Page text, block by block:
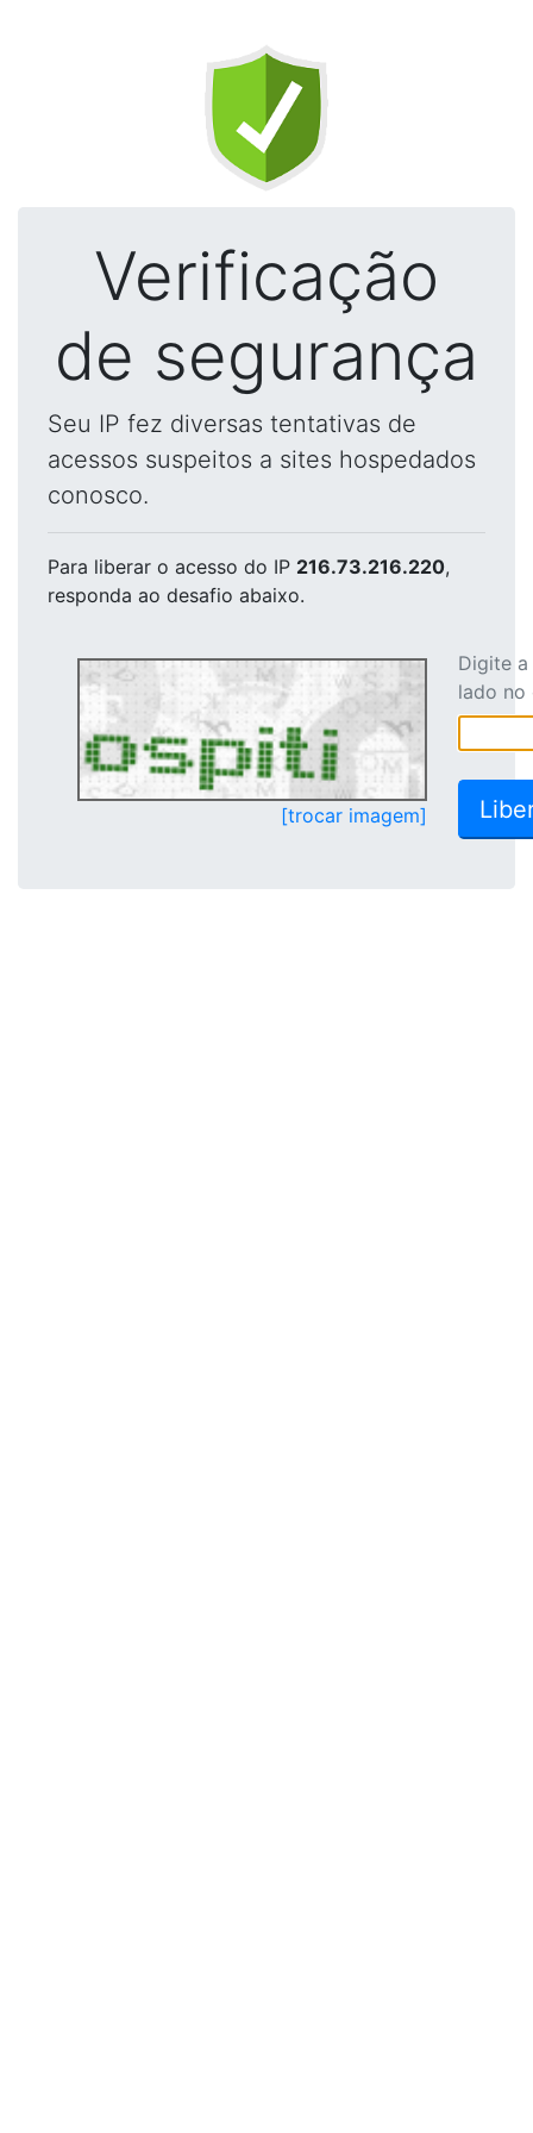
Verificação
de segurança
Seu IP fez diversas tentativas de
acessos suspeitos a sites hospedados
conosco.
Para liberar o acesso do IP 216.73.216.220,
responda ao desafio abaixo.
[trocar imagem]
Digite
lado no